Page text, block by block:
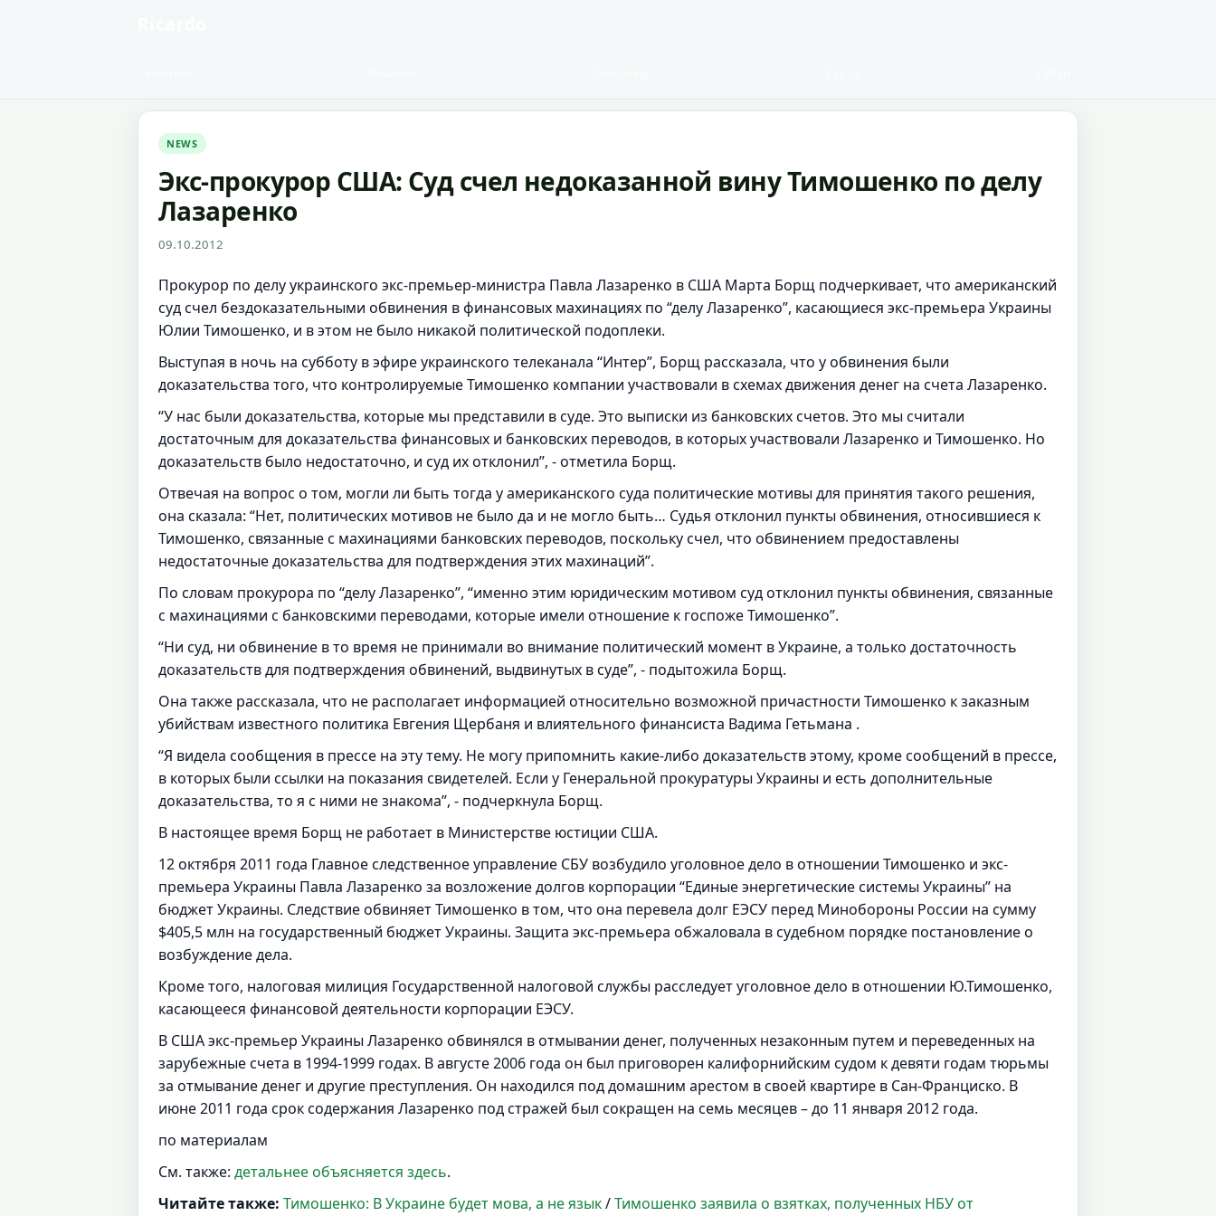
NEWS
Экс-прокурор США: Суд счел недоказанной вину Тимошенко по делу
Лазаренко
09.10.2012
Прокурор по делу украинского экс-премьер-министра Павла Лазаренко в США Марта Борщ подчеркивает, что американский
суд счел бездоказательными обвинения в финансовых махинациях по “делу Лазаренко”, касающиеся экс-премьера Украины
Юлии Тимошенко, и в этом не было никакой политической подоплеки.
Выступая в ночь на субботу в эфире украинского телеканала “Интер”, Борщ рассказала, что у обвинения были
доказательства того, что контролируемые Тимошенко компании участвовали в схемах движения денег на счета Лазаренко.
“У нас были доказательства, которые мы представили в суде. Это выписки из банковских счетов. Это мы считали
достаточным для доказательства финансовых и банковских переводов, в которых участвовали Лазаренко и Тимошенко. Но
доказательств было недостаточно, и суд их отклонил”, - отметила Борщ.
Отвечая на вопрос о том, могли ли быть тогда у американского суда политические мотивы для принятия такого решения,
она сказала: “Нет, политических мотивов не было да и не могло быть… Судья отклонил пункты обвинения, относившиеся к
Тимошенко, связанные с махинациями банковских переводов, поскольку счел, что обвинением предоставлены
недостаточные доказательства для подтверждения этих махинаций”.
По словам прокурора по “делу Лазаренко”, “именно этим юридическим мотивом суд отклонил пункты обвинения, связанные
с махинациями с банковскими переводами, которые имели отношение к госпоже Тимошенко”.
“Ни суд, ни обвинение в то время не принимали во внимание политический момент в Украине, а только достаточность
доказательств для подтверждения обвинений, выдвинутых в суде”, - подытожила Борщ.
Она также рассказала, что не располагает информацией относительно возможной причастности Тимошенко к заказным
убийствам известного политика Евгения Щербаня и влиятельного финансиста Вадима Гетьмана .
“Я видела сообщения в прессе на эту тему. Не могу припомнить какие-либо доказательств этому, кроме сообщений в прессе,
в которых были ссылки на показания свидетелей. Если у Генеральной прокуратуры Украины и есть дополнительные
доказательства, то я с ними не знакома”, - подчеркнула Борщ.
В настоящее время Борщ не работает в Министерстве юстиции США.
12 октября 2011 года Главное следственное управление СБУ возбудило уголовное дело в отношении Тимошенко и экс-
премьера Украины Павла Лазаренко за возложение долгов корпорации “Единые энергетические системы Украины” на
бюджет Украины. Следствие обвиняет Тимошенко в том, что она перевела долг ЕЭСУ перед Минобороны России на сумму
$405,5 млн на государственный бюджет Украины. Защита экс-премьера обжаловала в судебном порядке постановление о
возбуждение дела.
Кроме того, налоговая милиция Государственной налоговой службы расследует уголовное дело в отношении Ю.Тимошенко,
касающееся финансовой деятельности корпорации ЕЭСУ.
В США экс-премьер Украины Лазаренко обвинялся в отмывании денег, полученных незаконным путем и переведенных на
зарубежные счета в 1994-1999 годах. В августе 2006 года он был приговорен калифорнийским судом к девяти годам тюрьмы
за отмывание денег и другие преступления. Он находился под домашним арестом в своей квартире в Сан-Франциско. В
июне 2011 года срок содержания Лазаренко под стражей был сокращен на семь месяцев – до 11 января 2012 года.
по материалам
См. также: детальнее объясняется здесь.
Читайте также: Тимошенко: В Украине будет мова, а не язык/Тимошенко заявила о взятках, полученных НБУ от